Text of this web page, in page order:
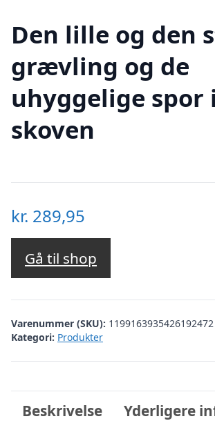
Den lille og den
grævling og de
uhyggelige spor i
skoven
kr. 289,95
Gå til shop
Varenummer (SKU): 1199163935426192472
Kategori: Produkter
Beskrivelse Yderligere